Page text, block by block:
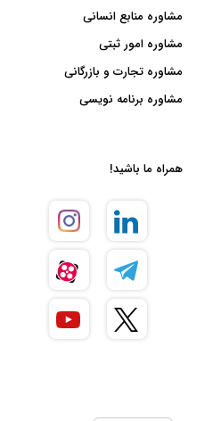
مشاوره منابع انسانی
مشاوره امور ثبتی
مشاوره تجارت و بازرگانی
مشاوره برنامه نویسی
همراه ما باشید!